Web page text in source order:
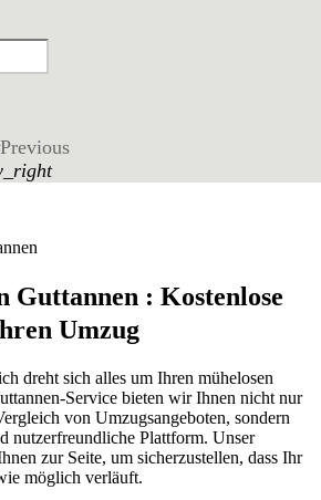
Previous
Guttannen : Kostenlose
Umzug
dreht sich alles um Ihren mühelosen
Service bieten wir Ihnen nicht nur
von Umzugsangeboten, sondern
nutzerfreundliche Plattform. Unser
zur Seite, um sicherzustellen, dass Ihr
möglich verläuft.